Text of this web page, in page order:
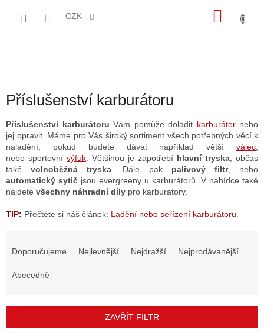
CZK
Příslušenství karburátoru
Příslušenství karburátoru Vám pomůže doladit karburátornebo
jej opravit. Máme pro Vás široký sortiment všech potřebných věcí k
naladění, pokud budete dávat například větší
válec
nebo sportovní výfuk . Většinou je zapotřebí hlavní tryska , občas
takévolnoběžná tryska . Dále pak palivový filtr, nebo
automatický sytič jsou evergreeny u karburátorů. V nabídce také
najdete všechny náhradní díly pro karburátory.
TIP: Přečtěte si náš článek: Ladění nebo seřízení karburátoru
r
Doporučujeme Nejlevnější Nejdražší Nejprodávanější
Abecedně
ZAVŘÍT FILTR